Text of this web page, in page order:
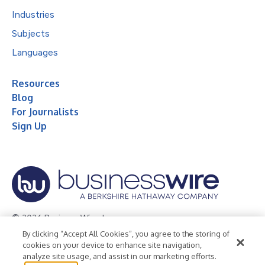
Industries
Subjects
Languages
Resources
Blog
For Journalists
Sign Up
© 2026 Business Wire, Inc.
Privacy Policy Cookie Policy
Accessibility Statement
Terms of Use
Legal
By clicking “Accept All Cookies”, you agree to the storing of
cookies on your device to enhance site navigation,
analyze site usage, and assist in our marketing efforts.